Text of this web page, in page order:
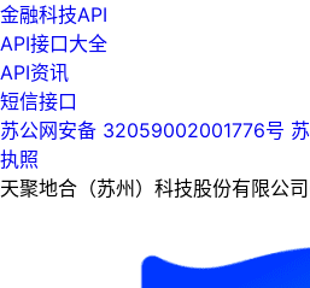
金融科技API
API接口大全
API资讯
短信接口
苏公网安备 32059002001776号
执照
天聚地合（苏州）科技股份有限公